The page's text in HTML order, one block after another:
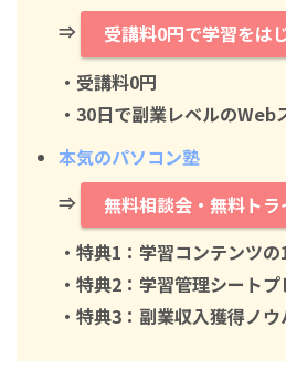
⇒
受講料0円で学習をは
・ 受講料0円
・30日で副業レベルのWeb
本気のパソコン塾
⇒
無料相談会・無料ト
・特典1：学習コンテンツ
・特典2：学習管理シート
・特典3：副業収入獲得ノ